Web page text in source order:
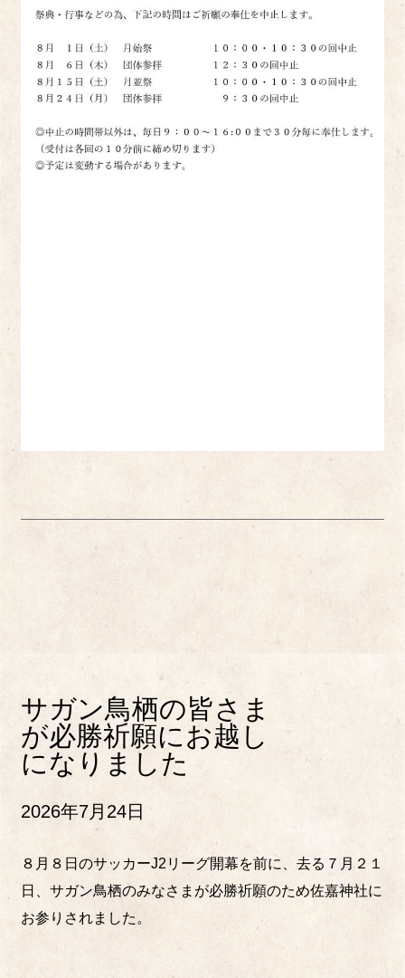
サガン鳥栖の皆さま
が必勝祈願にお越し
になりました
2026年7月24日
８月８日のサッカーJ2リーグ開幕を前に、去る７月２１
日、サガン鳥栖のみなさまが必勝祈願のため佐嘉神社に
お参りされました。